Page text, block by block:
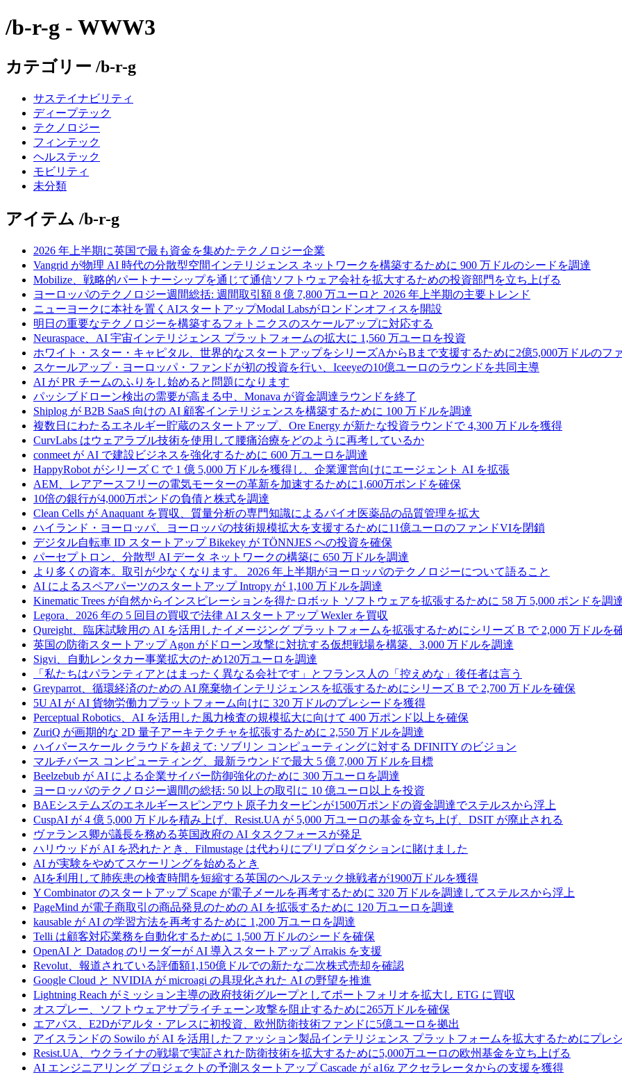
/b-r-g - WWW3
カテゴリー /b-r-g
サステイナビリティ
ディープテック
テクノロジー
フィンテック
ヘルステック
モビリティ
未分類
アイテム /b-r-g
2026 年上半期に英国で最も資金を集めたテクノロジー企業
Vangrid が物理 AI 時代の分散型空間インテリジェンス ネットワークを構築するために 900 万ドルのシードを調達
Mobilize、戦略的パートナーシップを通じて通信ソフトウェア会社を拡大するための投資部門を立ち上げる
ヨーロッパのテクノロジー週間総括: 週間取引額 8 億 7,800 万ユーロと 2026 年上半期の主要トレンド
ニューヨークに本社を置くAIスタートアップModal Labsがロンドンオフィスを開設
明日の重要なテクノロジーを構築するフォトニクスのスケールアップに対応する
Neuraspace、AI 宇宙インテリジェンス プラットフォームの拡大に 1,560 万ユーロを投資
ホワイト・スター・キャピタル、世界的なスタートアップをシリーズAからBまで支援するために2億5,000万ドルのフ
スケールアップ・ヨーロッパ・ファンドが初の投資を行い、Iceeyeの10億ユーロのラウンドを共同主導
AI が PR チームのふりをし始めると問題になります
パッシブドローン検出の需要が高まる中、Monava が資金調達ラウンドを終了
Shiplog が B2B SaaS 向けの AI 顧客インテリジェンスを構築するために 100 万ドルを調達
複数日にわたるエネルギー貯蔵のスタートアップ、Ore Energy が新たな投資ラウンドで 4,300 万ドルを獲得
CurvLabs はウェアラブル技術を使用して腰痛治療をどのように再考しているか
conmeet が AI で建設ビジネスを強化するために 600 万ユーロを調達
HappyRobot がシリーズ C で 1 億 5,000 万ドルを獲得し、企業運営向けにエージェント AI を拡張
AEM、レアアースフリーの電気モーターの革新を加速するために1,600万ポンドを確保
10倍の銀行が4,000万ポンドの負債と株式を調達
Clean Cells が Anaquant を買収、質量分析の専門知識によるバイオ医薬品の品質管理を拡大
ハイランド・ヨーロッパ、ヨーロッパの技術規模拡大を支援するために11億ユーロのファンドVIを閉鎖
デジタル自転車 ID スタートアップ Bikekey が TÖNNJES への投資を確保
パーセプトロン、分散型 AI データ ネットワークの構築に 650 万ドルを調達
より多くの資本。取引が少なくなります。 2026 年上半期がヨーロッパのテクノロジーについて語ること
AI によるスペアパーツのスタートアップ Intropy が 1,100 万ドルを調達
Kinematic Trees が自然からインスピレーションを得たロボット ソフトウェアを拡張するために 58 万 5,000 ポンドを調
Legora、2026 年の 5 回目の買収で法律 AI スタートアップ Wexler を買収
Qureight、臨床試験用の AI を活用したイメージング プラットフォームを拡張するためにシリーズ B で 2,000 万ドルを
英国の防衛スタートアップ Agon がドローン攻撃に対抗する仮想戦場を構築、3,000 万ドルを調達
Sigvi、自動レンタカー事業拡大のため120万ユーロを調達
「私たちはパランティアとはまったく異なる会社です」とフランス人の「控えめな」後任者は言う
Greyparrot、循環経済のための AI 廃棄物インテリジェンスを拡張するためにシリーズ B で 2,700 万ドルを確保
5U AI が AI 貨物労働力プラットフォーム向けに 320 万ドルのプレシードを獲得
Perceptual Robotics、AI を活用した風力検査の規模拡大に向けて 400 万ポンド以上を確保
ZuriQ が画期的な 2D 量子アーキテクチャを拡張するために 2,550 万ドルを調達
ハイパースケール クラウドを超えて: ソブリン コンピューティングに対する DFINITY のビジョン
マルチバース コンピューティング、最新ラウンドで最大 5 億 7,000 万ドルを目標
Beelzebub が AI による企業サイバー防御強化のために 300 万ユーロを調達
ヨーロッパのテクノロジー週間の総括: 50 以上の取引に 10 億ユーロ以上を投資
BAEシステムズのエネルギースピンアウト原子力タービンが1500万ポンドの資金調達でステルスから浮上
CuspAI が 4 億 5,000 万ドルを積み上げ、Resist.UA が 5,000 万ユーロの基金を立ち上げ、DSIT が廃止される
ヴァランス卿が議長を務める英国政府の AI タスクフォースが発足
ハリウッドが AI を恐れたとき、Filmustage は代わりにプリプロダクションに賭けました
AI が実験をやめてスケーリングを始めるとき
AIを利用して肺疾患の検査時間を短縮する英国のヘルステック挑戦者が1900万ドルを獲得
Y Combinator のスタートアップ Scape が電子メールを再考するために 320 万ドルを調達してステルスから浮上
PageMind が電子商取引の商品発見のための AI を拡張するために 120 万ユーロを調達
kausable が AI の学習方法を再考するために 1,200 万ユーロを調達
Telli は顧客対応業務を自動化するために 1,500 万ドルのシードを確保
OpenAI と Datadog のリーダーが AI 導入スタートアップ Arrakis を支援
Revolut、報道されている評価額1,150億ドルでの新たな二次株式売却を確認
Google Cloud と NVIDIA が microagi の具現化された AI の野望を推進
Lightning Reach がミッション主導の政府技術グループとしてポートフォリオを拡大し ETG に買収
オスプレー、ソフトウェアサプライチェーン攻撃を阻止するために265万ドルを確保
エアバス、E2Dがアルタ・アレスに初投資、欧州防衛技術ファンドに5億ユーロを拠出
アイスランドの Sowilo が AI を活用したファッション製品インテリジェンス プラットフォームを拡大するためにプレ
Resist.UA、ウクライナの戦場で実証された防衛技術を拡大するために5,000万ユーロの欧州基金を立ち上げる
AI エンジニアリング プロジェクトの予測スタートアップ Cascade が a16z アクセラレータからの支援を獲得